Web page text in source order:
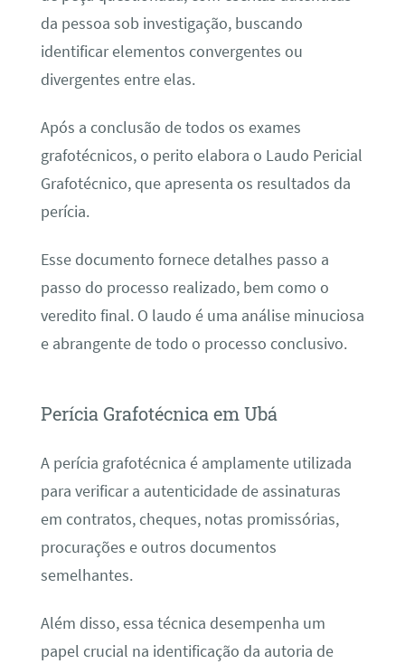
da pessoa sob investigação, buscando
identificar elementos convergentes ou
divergentes entre elas.
Após a conclusão de todos os exames
grafotécnicos, o perito elabora o Laudo Pericial
Grafotécnico, que apresenta os resultados da
perícia.
Esse documento fornece detalhes passo a
passo do processo realizado, bem como o
veredito final. O laudo é uma análise minuciosa
e abrangente de todo o processo conclusivo.
Perícia Grafotécnica em Ubá
A perícia grafotécnica é amplamente utilizada
para verificar a autenticidade de assinaturas
em contratos, cheques, notas promissórias,
procurações e outros documentos
semelhantes.
Além disso, essa técnica desempenha um
papel crucial na identificação da autoria de